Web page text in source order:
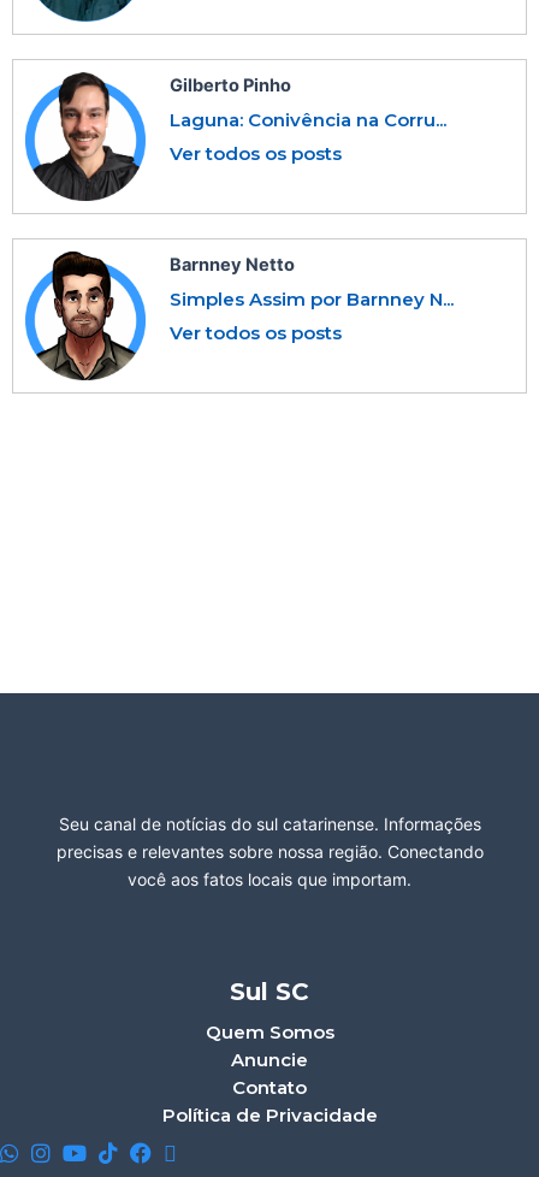
Gilberto Pinho
Laguna: Conivência na Corru...
Ver todos os posts
Barnney Netto
Simples Assim por Barnney N...
Ver todos os posts
Seu canal de notícias do sul catarinense. Informações
precisas e relevantes sobre nossa região. Conectando
você aos fatos locais que importam.
Sul SC
Quem Somos
Anuncie
Contato
Política de Privacidade